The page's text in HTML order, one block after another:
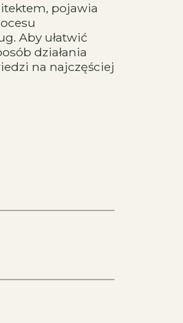
pojawia
Aby ułatwić
działania
na najczęściej